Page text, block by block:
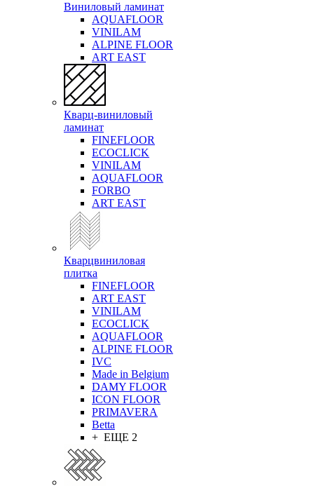
Виниловый ламинат
AQUAFLOOR
VINILAM
ALPINE FLOOR
ART EAST
Кварц-виниловый
ламинат
FINEFLOOR
ECOCLICK
VINILAM
AQUAFLOOR
FORBO
ART EAST
Кварцвиниловая
плитка
FINEFLOOR
ART EAST
VINILAM
ECOCLICK
AQUAFLOOR
ALPINE FLOOR
IVC
Made in Belgium
DAMY FLOOR
ICON FLOOR
PRIMAVERA
Betta
+ ЕЩЕ 2